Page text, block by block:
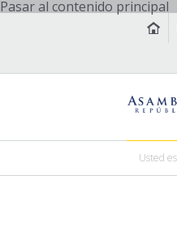
Pasar al contenido principal
Usted